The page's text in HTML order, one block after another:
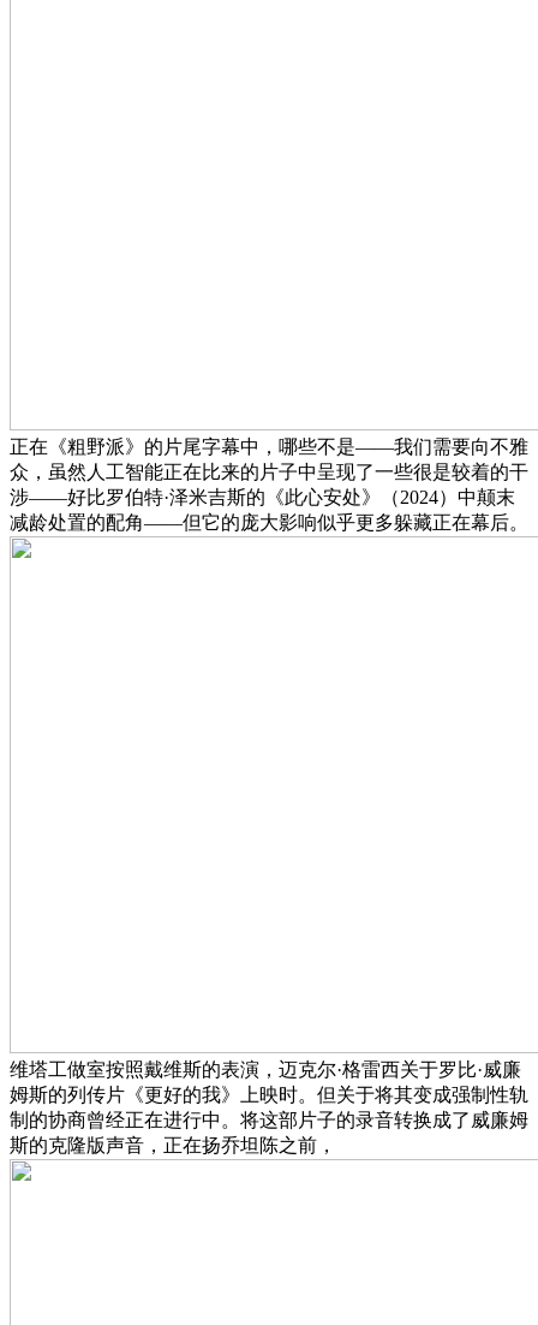
正在《粗野派》的片尾字幕中，哪些不是——我们需要向不雅
众，虽然人工智能正在比来的片子中呈现了一些很是较着的干
涉——好比罗伯特·泽米吉斯的《此心安处》（2024）中颠末
减龄处置的配角——但它的庞大影响似乎更多躲藏正在幕后。
维塔工做室按照戴维斯的表演，迈克尔·格雷西关于罗比·威廉
姆斯的列传片《更好的我》上映时。但关于将其变成强制性轨
制的协商曾经正在进行中。将这部片子的录音转换成了威廉姆
斯的克隆版声音，正在扬乔坦陈之前，